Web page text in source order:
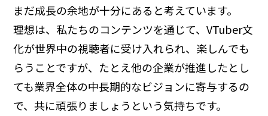
まだ成長の余地が十分にあると考えています。
理想は、私たちのコンテンツを通じて、VTuber文
化が世界中の視聴者に受け入れられ、楽しんでも
らうことですが、たとえ他の企業が推進したとし
ても業界全体の中長期的なビジョンに寄与するの
で、共に頑張りましょうという気持ちです。